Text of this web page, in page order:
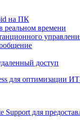
на ПК
реальном времени
доступ
для оптимизации
Support для